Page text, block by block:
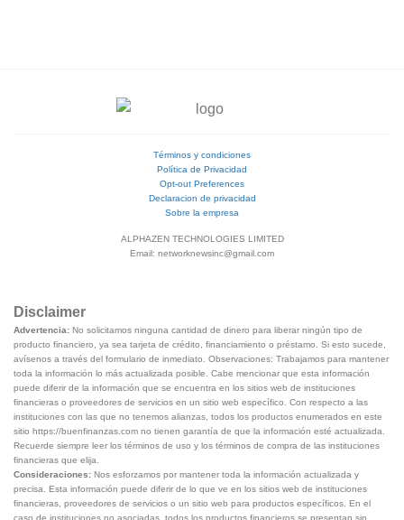
Términos y condiciones
Política de Privacidad
Opt-out Preferences
Declaracion de privacidad
Sobre la empresa
ALPHAZEN TECHNOLOGIES LIMITED
Email: networknewsinc@gmail.com
Disclaimer
Advertencia: No solicitamos ninguna cantidad de dinero para liberar ningún tipo de
producto financiero, ya sea tarjeta de crédito, financiamiento o préstamo. Si esto sucede,
avísenos a través del formulario de inmediato. Observaciones: Trabajamos para mantener
toda la información lo más actualizada posible. Cabe mencionar que esta información
puede diferir de la información que se encuentra en los sitios web de instituciones
financieras o proveedores de servicios en un sitio web específico. Con respecto a las
instituciones con las que no tenemos alianzas, todos los productos enumerados en este
sitio https://buenfinanzas.com no tienen garantía de que la información esté actualizada.
Recuerde siempre leer los términos de uso y los términos de compra de las instituciones
financieras que elija.
Consideraciones: Nos esforzamos por mantener toda la información actualizada y
precisa. Esta información puede diferir de lo que ve en los sitios web de instituciones
financieras, proveedores de servicios o un sitio web para productos específicos. En el
caso de instituciones no asociadas, todos los productos financieros se presentan sin